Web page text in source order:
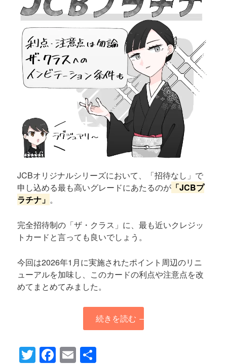
JCBオリジナルシリーズにおいて、「招待なし」で
申し込める最も高いグレードにあたるのが 「JCBプ
ラチナ」 。
完全招待制の「ザ・クラス」に、最も近いクレジッ
トカードと言っても良いでしょう。
今回は2026年1月に実施されたポイント周辺のリニ
ューアルを加味し、このカードの利点や注意点を改
めてまとめてみました。
続きを読む →
Twitter
Facebook
Email